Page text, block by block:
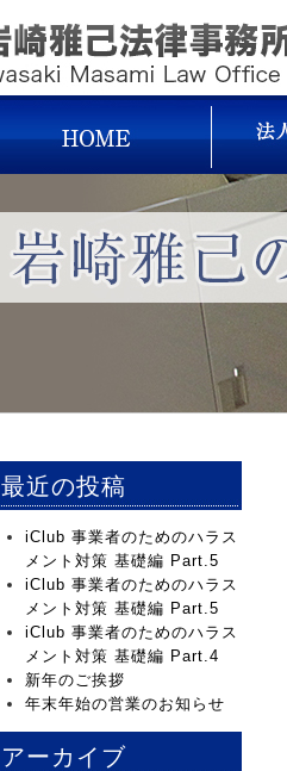
最近の投稿
iClub 事業者のためのハラス
メント対策 基礎編 Part.5
iClub 事業者のためのハラス
メント対策 基礎編 Part.5
iClub 事業者のためのハラス
メント対策 基礎編 Part.4
新年のご挨拶
年末年始の営業のお知らせ
アーカイブ